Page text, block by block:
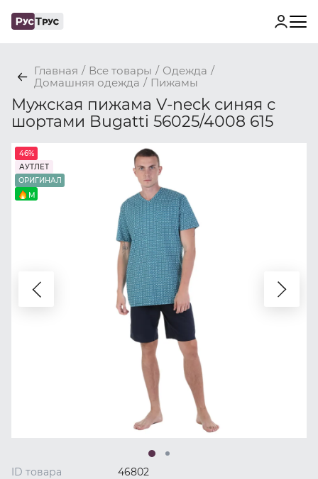
Главная / Все товары / Одежда /
Домашняя одежда / Пижамы
Мужская пижама V-neck синяя с
шортами Bugatti 56025/4008 615
46%
АУТЛЕТ
ОРИГИНАЛ
M
ID товара
46802